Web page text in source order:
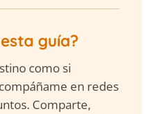
guía?
como si
en redes
Comparte,